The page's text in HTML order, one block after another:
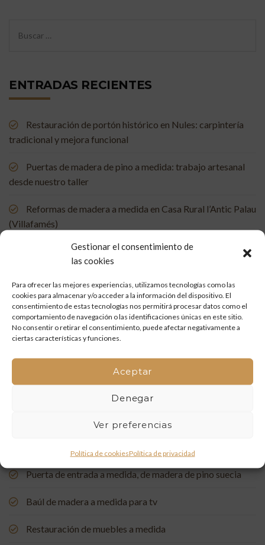
Gestionar el consentimiento de
las cookies
Para ofrecer las mejores experiencias, utilizamos tecnologías como las
cookies para almacenar y/o acceder a la información del dispositivo. El
consentimiento de estas tecnologías nos permitirá procesar datos como el
comportamiento de navegación o las identificaciones únicas en este sitio.
No consentir o retirar el consentimiento, puede afectar negativamente a
ciertas características y funciones.
Aceptar
Denegar
Ver preferencias
Política de cookiesPolítica de privacidad
ENTRADAS RECIENTES
Restauración de portón histórico en Nules: carpintería
tradicional y mejora funcional
Puertas de madera de pino a medida: trabajo artesanal
desde nuestro taller
Reformas de madera a medida en Casa Rural l’Antic Palau
(Villafamés)
Mueble de baño a medida en madera de mobila vieja
y artesanía que vuelven a la vida
Mueble de baño a medida con acabado en nogal
medida
Rehabilitación de Buhardillas: Renovando Espacios con
Puerta de entrada a medida, de madera de pino suecia
Baúl de madera a medida para tv
Restauración de muebles a medida